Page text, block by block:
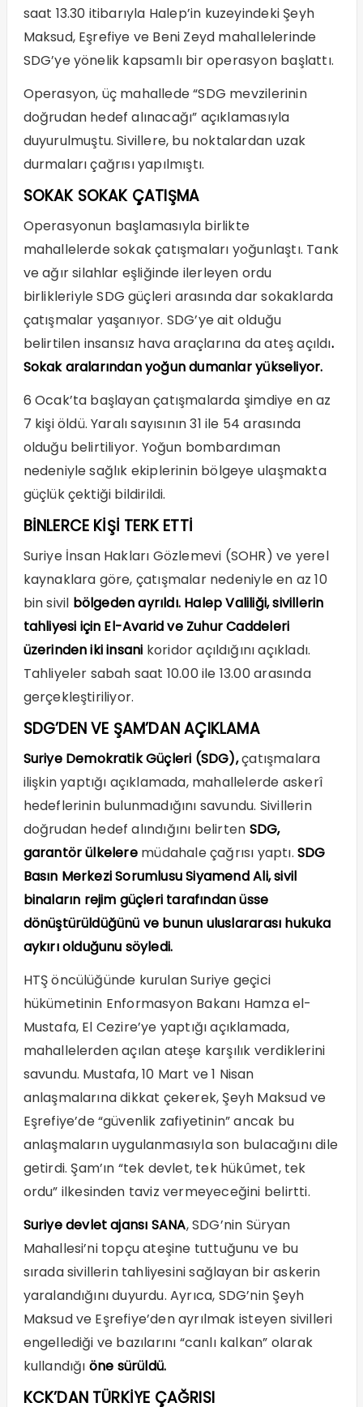
saat 13.30 itibarıyla Halep’in kuzeyindeki Şeyh
Maksud, Eşrefiye ve Beni Zeyd mahallelerinde
SDG’ye yönelik kapsamlı bir operasyon başlattı.
Operasyon, üç mahallede “SDG mevzilerinin
doğrudan hedef alınacağı” açıklamasıyla
duyurulmuştu. Sivillere, bu noktalardan uzak
durmaları çağrısı yapılmıştı.
SOKAK SOKAK ÇATIŞMA
Operasyonun başlamasıyla birlikte
mahallelerde sokak çatışmaları yoğunlaştı. Tank
ve ağır silahlar eşliğinde ilerleyen ordu
birlikleriyle SDG güçleri arasında dar sokaklarda
çatışmalar yaşanıyor. SDG’ye ait olduğu
belirtilen insansız hava araçlarına da ateş açıldı.
Sokak aralarından yoğun dumanlar yükseliyor.
6 Ocak’ta başlayan çatışmalarda şimdiye en az
7 kişi öldü. Yaralı sayısının 31 ile 54 arasında
olduğu belirtiliyor. Yoğun bombardıman
nedeniyle sağlık ekiplerinin bölgeye ulaşmakta
güçlük çektiği bildirildi.
BİNLERCE KİŞİ TERK ETTİ
Suriye İnsan Hakları Gözlemevi (SOHR) ve yerel
kaynaklara göre, çatışmalar nedeniyle en az 10
bin sivil bölgeden ayrıldı. Halep Valiliği, sivillerin
tahliyesi için El-Avarid ve Zuhur Caddeleri
üzerinden iki insani koridor açıldığını açıkladı.
Tahliyeler sabah saat 10.00 ile 13.00 arasında
gerçekleştiriliyor.
SDG’DEN VE ŞAM’DAN AÇIKLAMA
Suriye Demokratik Güçleri (SDG),çatışmalara
ilişkin yaptığı açıklamada, mahallelerde askerî
hedeflerinin bulunmadığını savundu. Sivillerin
doğrudan hedef alındığını belirten SDG,
garantör ülkeleremüdahale çağrısı yaptı. SDG
Basın Merkezi Sorumlusu Siyamend Ali, sivil
binaların rejim güçleri tarafından üsse
dönüştürüldüğünü ve bunun uluslararası hukuka
aykırı olduğunu söyledi.
HTŞ öncülüğünde kurulan Suriye geçici
hükümetinin Enformasyon Bakanı Hamza el-
Mustafa, El Cezire’ye yaptığı açıklamada,
mahallelerden açılan ateşe karşılık verdiklerini
savundu. Mustafa, 10 Mart ve 1 Nisan
anlaşmalarına dikkat çekerek, Şeyh Maksud ve
Eşrefiye’de “güvenlik zafiyetinin” ancak bu
anlaşmaların uygulanmasıyla son bulacağını dile
getirdi. Şam’ın “tek devlet, tek hükûmet, tek
ordu” ilkesinden taviz vermeyeceğini belirtti.
Suriye devlet ajansı SANA, SDG’nin Süryan
Mahallesi’ni topçu ateşine tuttuğunu ve bu
sırada sivillerin tahliyesini sağlayan bir askerin
yaralandığını duyurdu. Ayrıca, SDG’nin Şeyh
Maksud ve Eşrefiye’den ayrılmak isteyen sivilleri
engellediği ve bazılarını “canlı kalkan” olarak
kullandığı öne sürüldü.
KCK’DAN TÜRKİYE ÇAĞRISI